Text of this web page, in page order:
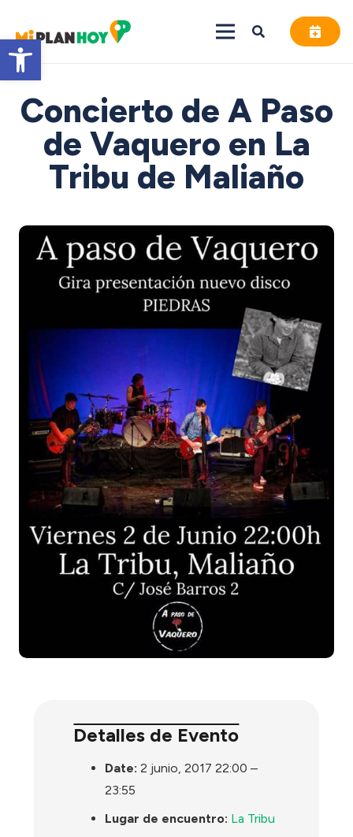
Abrir barra de herramientas
Concierto de A Paso
de Vaquero en La
Tribu de Maliaño
Detalles de Evento
Date: 2 junio, 2017 22:00 –
23:55
Lugar de encuentro: La Tribu